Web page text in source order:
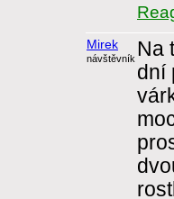
Mirek
návštěvník Na
dní